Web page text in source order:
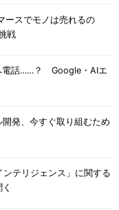
ースでモノは売れるの
戦
電話……？ Google・AIエ
発、今すぐ取り組むため
テリジェンス」に関する